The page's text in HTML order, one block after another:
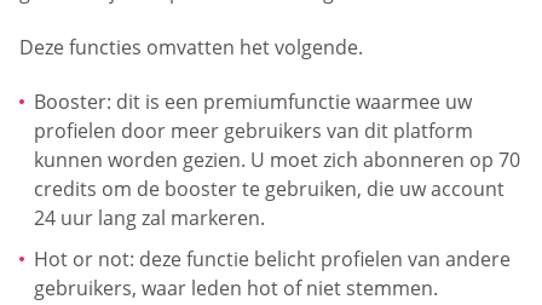
Deze functies omvatten het volgende.
Booster: dit is een premiumfunctie waarmee uw
profielen door meer gebruikers van dit platform
kunnen worden gezien. U moet zich abonneren op 70
credits om de booster te gebruiken, die uw account
24 uur lang zal markeren.
Hot or not: deze functie belicht profielen van andere
gebruikers, waar leden hot of niet stemmen.